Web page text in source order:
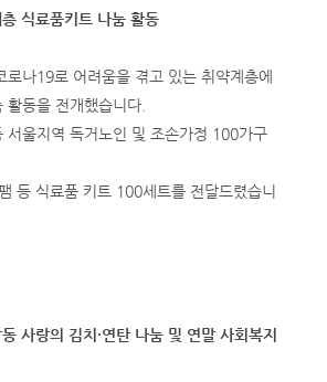
식료품키트 나눔 활동
로나19로 어려움을 겪고 있는 취약계층에
활동을 전개했습니다.
서울지역 독거노인 및 조손가정 100가구
등 식료품 키트 100세트를 전달드렸습니
사랑의 김치·연탄 나눔 및 연말 사회복지